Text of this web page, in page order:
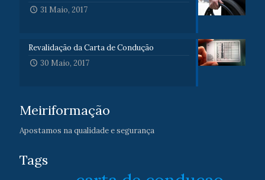
31 Maio, 2017
Revalidação da Carta de Condução
30 Maio, 2017
Meiriformação
Apostamos na qualidade e segurança
Tags